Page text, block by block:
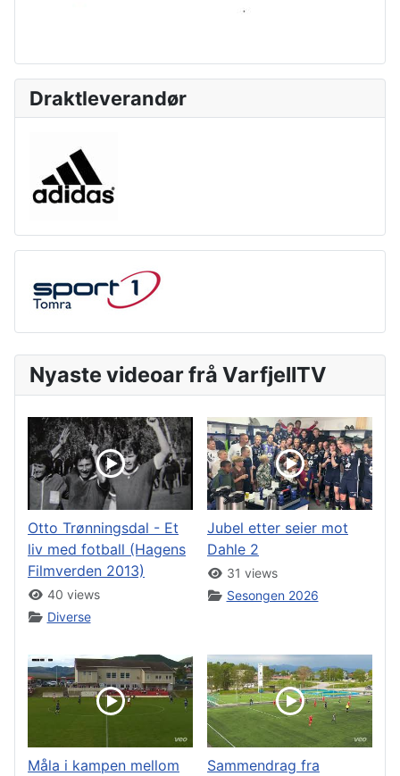
Draktleverandør
Nyaste videoar frå VarfjellTV
Otto Trønningsdal - Et
liv med fotball (Hagens
Filmverden 2013)
40 views
Diverse
Jubel etter seier mot
Dahle 2
31 views
Sesongen 2026
Måla i kampen mellom
Sammendrag fra